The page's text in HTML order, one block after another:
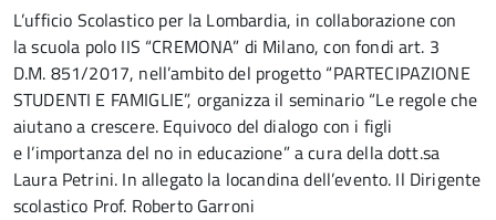
L’ufficio Scolastico per la Lombardia, in collaborazione con
la scuola polo IIS “CREMONA” di Milano, con fondi art. 3
D.M. 851/2017, nell’ambito del progetto “PARTECIPAZIONE
STUDENTI E FAMIGLIE”, organizza il seminario “Le regole che
aiutano a crescere. Equivoco del dialogo con i figli
e l’importanza del no in educazione” a cura della dott.sa
Laura Petrini. In allegato la locandina dell’evento. Il Dirigente
scolastico Prof. Roberto Garroni